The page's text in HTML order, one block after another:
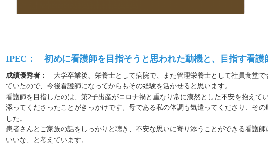
IPEC： 初めに看護師を目指そうと思われた動機と、目指す看護
成績優秀者：
大学卒業後、栄養士として病院で、また管理栄養士として社員食堂
ていたので、今後看護師になってからもその経験を活かせると思います。
看護師を目指したのは、第2子出産がコロナ禍と重なり常に漠然とした不安を抱えて
添ってくださったことがきっかけです。母である私の体調も気遣ってくださり、そ
した。
患者さんとご家族の話をしっかりと聴き、不安な思いに寄り添うことができる看護
いいな、と考えています。